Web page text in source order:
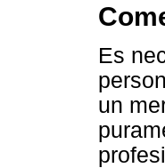
Es
un